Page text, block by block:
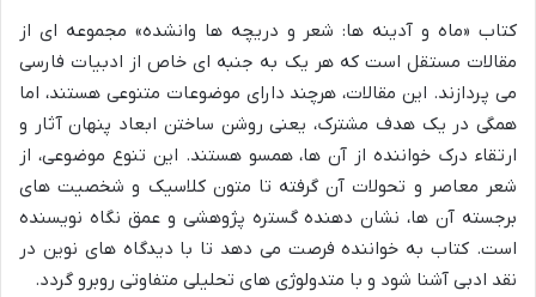
کتاب «ماه و آدینه ها: شعر و دریچه ها وانشده» مجموعه ای از
مقالات مستقل است که هر یک به جنبه ای خاص از ادبیات فارسی
می پردازند. این مقالات، هرچند دارای موضوعات متنوعی هستند، اما
همگی در یک هدف مشترک، یعنی روشن ساختن ابعاد پنهان آثار و
ارتقاء درک خواننده از آن ها، همسو هستند. این تنوع موضوعی، از
شعر معاصر و تحولات آن گرفته تا متون کلاسیک و شخصیت های
برجسته آن ها، نشان دهنده گستره پژوهشی و عمق نگاه نویسنده
است. کتاب به خواننده فرصت می دهد تا با دیدگاه های نوین در
نقد ادبی آشنا شود و با متدولوژی های تحلیلی متفاوتی روبرو گردد.